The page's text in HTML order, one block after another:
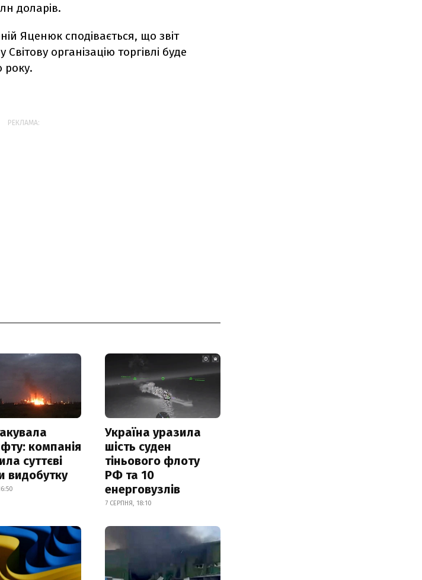
доларів.
Яценюк сподівається, що звіт
організацію торгівлі буде
року.
РЕКЛАМА:
компанія
суттєві
видобутку
Україна уразила
шість суден
тіньового флоту
РФ та 10
енерговузлів
7 СЕРПНЯ, 18:10